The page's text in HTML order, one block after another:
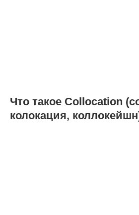
Что такое Collocation
колокация,